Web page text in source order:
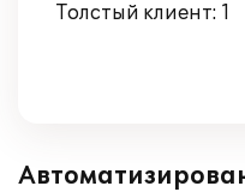
Толстый клиент: 1